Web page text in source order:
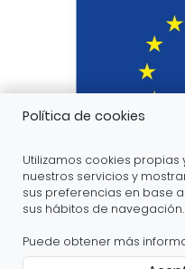
apoyo a la
DIHnamic a través del
Política de cookies
Utilizamos cookies
nuestros servicios y
sus preferencias en base
sus hábitos de
Puede obtener más